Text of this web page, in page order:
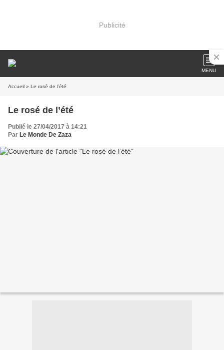
Publicité
MENU
Accueil » Le rosé de l’été
Le rosé de l’été
Publié le 27/04/2017 à 14:21
Par Le Monde De Zaza